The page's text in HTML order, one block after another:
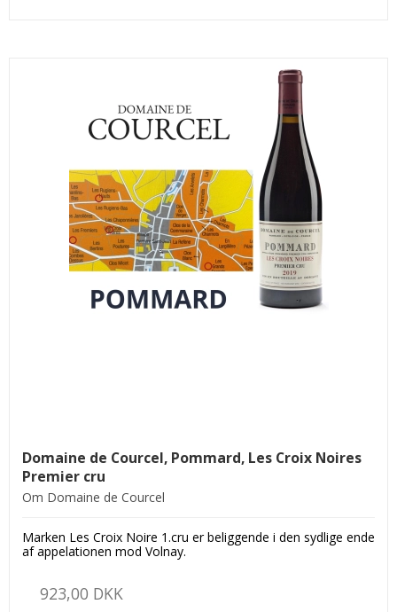
Domaine de Courcel, Pommard, Les Croix Noires
Premier cru
Om Domaine de Courcel
Marken Les Croix Noire 1.cru er beliggende i den sydlige ende
af appelationen mod Volnay.
923,00 DKK